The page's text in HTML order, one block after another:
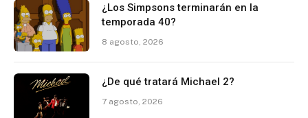
¿Los Simpsons terminarán en la
temporada 40?
8 agosto, 2026
¿De qué tratará Michael 2?
7 agosto, 2026